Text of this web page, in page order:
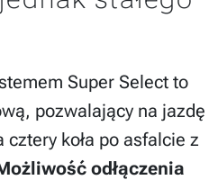
Super Select to
pozwalający na jazdę
cztery koła po asfalcie z
odłączenia